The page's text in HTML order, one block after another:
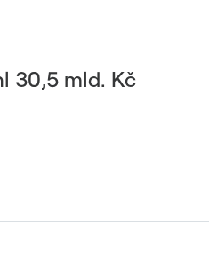
30,5 mld. Kč